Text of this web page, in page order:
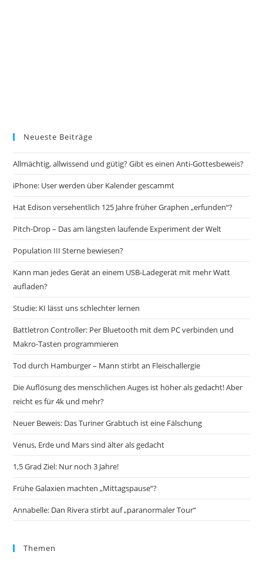
Neueste Beiträge
Allmächtig, allwissend und gütig? Gibt es einen Anti-Gottesbeweis?
iPhone: User werden über Kalender gescammt
Hat Edison versehentlich 125 Jahre früher Graphen „erfunden“?
Pitch-Drop – Das am längsten laufende Experiment der Welt
Population III Sterne bewiesen?
Kann man jedes Gerät an einem USB-Ladegerät mit mehr Watt
aufladen?
Studie: KI lässt uns schlechter lernen
Battletron Controller: Per Bluetooth mit dem PC verbinden und
Makro-Tasten programmieren
Tod durch Hamburger – Mann stirbt an Fleischallergie
Die Auflösung des menschlichen Auges ist höher als gedacht! Aber
reicht es für 4k und mehr?
Neuer Beweis: Das Turiner Grabtuch ist eine Fälschung
Venus, Erde und Mars sind älter als gedacht
1,5 Grad Ziel: Nur noch 3 Jahre!
Frühe Galaxien machten „Mittagspause“?
Annabelle: Dan Rivera stirbt auf „paranormaler Tour“
Themen